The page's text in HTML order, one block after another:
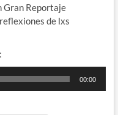
Gran Reportaje
de lxs
00:00